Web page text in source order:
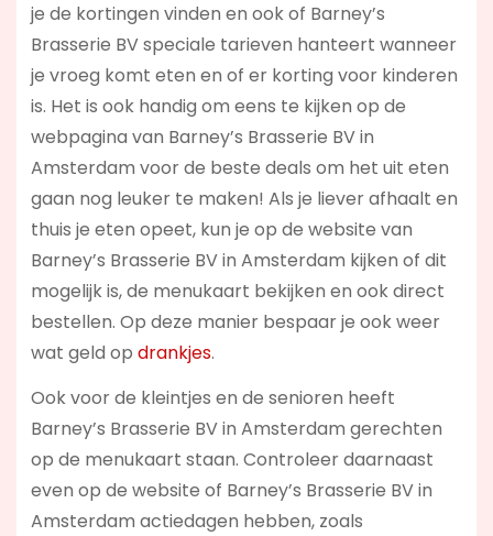
je de kortingen vinden en ook of Barney’s
Brasserie BV speciale tarieven hanteert wanneer
je vroeg komt eten en of er korting voor kinderen
is. Het is ook handig om eens te kijken op de
webpagina van Barney’s Brasserie BV in
Amsterdam voor de beste deals om het uit eten
gaan nog leuker te maken! Als je liever afhaalt en
thuis je eten opeet, kun je op de website van
Barney’s Brasserie BV in Amsterdam kijken of dit
mogelijk is, de menukaart bekijken en ook direct
bestellen. Op deze manier bespaar je ook weer
wat geld op drankjes.
Ook voor de kleintjes en de senioren heeft
Barney’s Brasserie BV in Amsterdam gerechten
op de menukaart staan. Controleer daarnaast
even op de website of Barney’s Brasserie BV in
Amsterdam actiedagen hebben, zoals